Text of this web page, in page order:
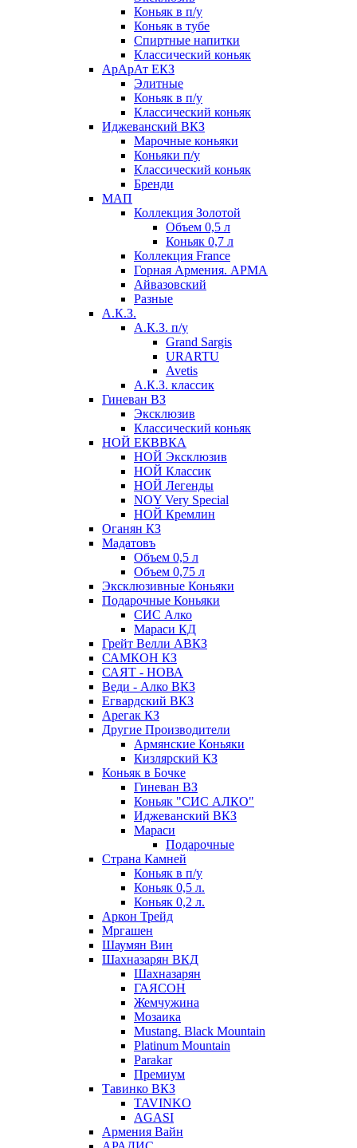
Коньяк в п/у
Коньяк в тубе
Спиртные напитки
Классический коньяк
АрАрАт ЕКЗ
Элитные
Коньяк в п/у
Классический коньяк
Иджеванский ВКЗ
Марочные коньяки
Коньяки п/у
Классический коньяк
Бренди
МАП
Коллекция Золотой
Объем 0,5 л
Коньяк 0,7 л
Коллекция France
Горная Армения. АРМА
Айвазовский
Разные
А.К.З.
А.К.З. п/у
Grand Sargis
URARTU
Avetis
А.К.З. классик
Гиневан ВЗ
Эксклюзив
Классический коньяк
НОЙ ЕКВВКА
НОЙ Эксклюзив
НОЙ Классик
НОЙ Легенды
NOY Very Speсial
НОЙ Кремлин
Оганян КЗ
Мадатовъ
Объем 0,5 л
Объем 0,75 л
Эксклюзивные Коньяки
Подарочные Коньяки
СИС Алко
Мараси КД
Грейт Велли АВКЗ
САМКОН КЗ
САЯТ - НОВА
Веди - Алко ВКЗ
Егвардский ВКЗ
Арегак КЗ
Другие Производители
Армянские Коньяки
Кизлярский КЗ
Коньяк в Бочке
Гиневан ВЗ
Коньяк "СИС АЛКО"
Иджеванский ВКЗ
Мараси
Подарочные
Страна Камней
Коньяк в п/у
Коньяк 0,5 л.
Коньяк 0,2 л.
Аркон Трейд
Мргашен
Шаумян Вин
Шахназарян ВКД
Шахназарян
ГАЯСОН
Жемчужина
Мозаика
Mustang. Black Mountain
Platinum Mountain
Parakar
Премиум
Тавинко ВКЗ
TAVINKO
AGASI
Армения Вайн